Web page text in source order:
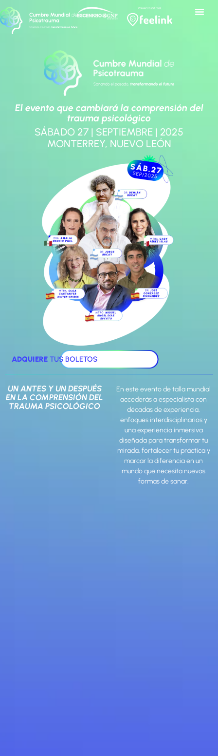
PRESENTADO POR:
El evento que cambiará la comprensión del
trauma psicológico
SÁBADO 27 | SEPTIEMBRE | 2025
MONTERREY, NUEVO LEÓN
ADQUIERE TUS BOLETOS
UN ANTES Y UN DESPUÉS
EN LA COMPRENSIÓN DEL
TRAUMA PSICOLÓGICO
En este evento de talla mundial
accederás a especialistacon
décadas de experiencia,
enfoques interdisciplinarios y
una experiencia inmersiva
diseñada para transformar tu
mirada, fortalecer tu práctica y
marcar la diferencia en un
mundo que necesita nuevas
formas de sanar.